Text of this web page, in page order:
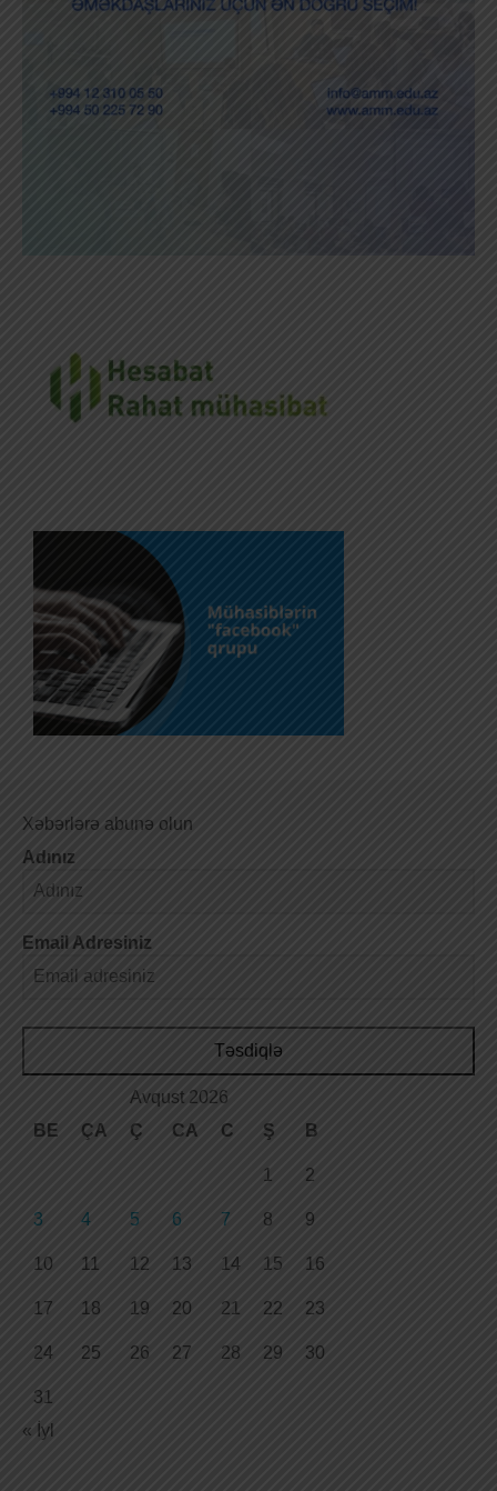
Xəbərlərə abunə olun
Adınız
Email Adresiniz
Təsdiqlə
Avqust 2026
BE
ÇA Ç CA C Ş B
1 2
3 4 5 6 7 8 9
10 11 12 13 14 15 16
17 18 19 20 21 22 23
24 25 26 27 28 29 30
31
« İyl